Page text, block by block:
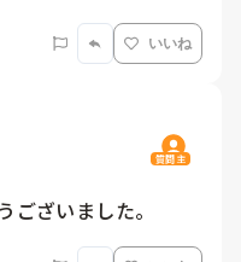
いいね
質問主
ございました。